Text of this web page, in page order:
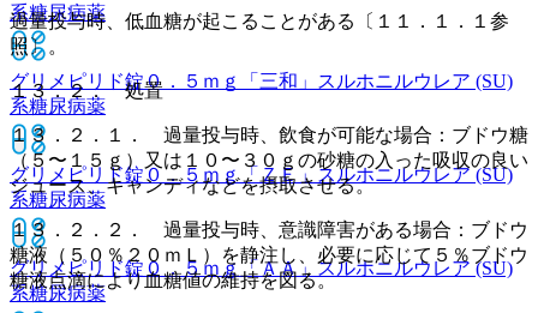
系糖尿病薬
グリメピリド錠０．５ｍｇ「三和」
スルホニルウレア (SU)
系糖尿病薬
グリメピリド錠０．５ｍｇ「ＺＥ」 スルホニルウレア (SU)
系糖尿病薬
グリメピリド錠０．５ｍｇ「ＡＡ」 スルホニルウレア (SU)
系糖尿病薬
過量投与時、低血糖が起こることがある〔１１．１．１参
照〕。
１３．２． 処置
１３．２．１． 過量投与時、飲食が可能な場合：ブドウ糖
（５〜１５ｇ）又は１０〜３０ｇの砂糖の入った吸収の良い
ジュース、キャンディなどを摂取させる。
１３．２．２． 過量投与時、意識障害がある場合：ブドウ
糖液（５０％２０ｍＬ）を静注し、必要に応じて５％ブドウ
糖液点滴により血糖値の維持を図る。